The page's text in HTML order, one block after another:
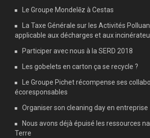
Le Groupe Mondelēz à Cestas
La Taxe Générale sur les Activités
applicable aux décharges et aux
Participer avec nous à la SERD 2018
Les gobelets en carton ça se recycle ?
Le Groupe Pichet récompense ses
écoresponsables
Organiser son cleaning day en entreprise
Nous avons déjà épuisé les ressources
Terre